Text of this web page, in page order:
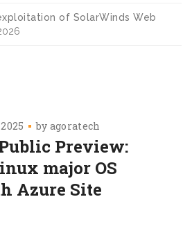
of SolarWinds Web
by agoratech
Preview:
major OS
Azure Site